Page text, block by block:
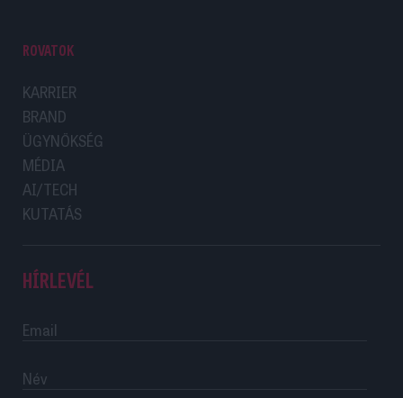
ROVATOK
KARRIER
BRAND
ÜGYNÖKSÉG
MÉDIA
AI/TECH
KUTATÁS
HÍRLEVÉL